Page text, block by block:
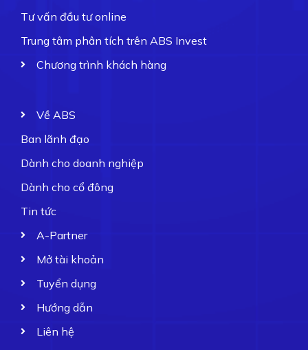
Tư vấn đầu tư online
Trung tâm phân tích trên ABS Invest
Chương trình khách hàng
Về ABS
Ban lãnh đạo
Dành cho doanh nghiệp
Dành cho cổ đông
Tin tức
A-Partner
Mở tài khoản
Tuyển dụng
Hướng dẫn
Liên hệ